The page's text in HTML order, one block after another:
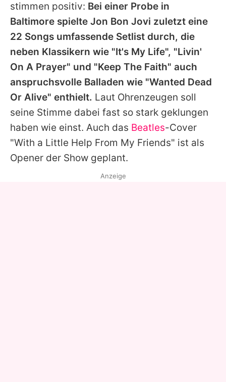
stimmen positiv: Bei einer Probe in
Baltimore spielte Jon Bon Jovi zuletzt eine
22 Songs umfassende Setlist durch, die
neben Klassikern wie "It's My Life", "Livin'
On A Prayer" und "Keep The Faith" auch
anspruchsvolle Balladen wie "Wanted Dead
Or Alive" enthielt. Laut Ohrenzeugen soll
seine Stimme dabei fast so stark geklungen
haben wie einst. Auch das Beatles-Cover
"With a Little Help From My Friends" ist als
Opener der Show geplant.
Anzeige